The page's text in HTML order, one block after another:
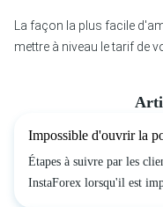
La façon la plus facile
mettre à niveau le tarif de
Impossible d'ouvrir la
Étapes à suivre par les
InstaForex lorsqu'il est